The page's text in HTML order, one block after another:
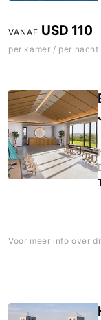
VANAF USD 110
per kamer / per nacht
Voor meer info over